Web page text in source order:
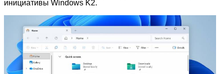
инициативы Windows K2.